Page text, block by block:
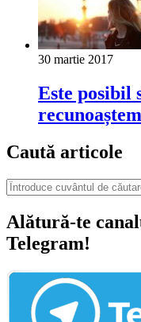
30 martie 2017
Este posibil
Caută articole
Alătură-te
Telegram!